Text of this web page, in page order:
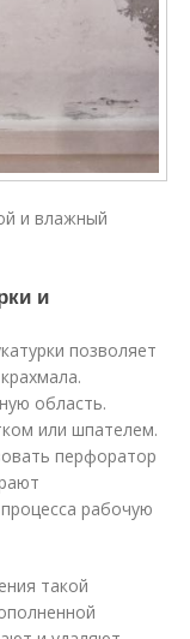
и влажный
и
позволяет
область.
или шпателем.
перфоратор
рабочую
такой